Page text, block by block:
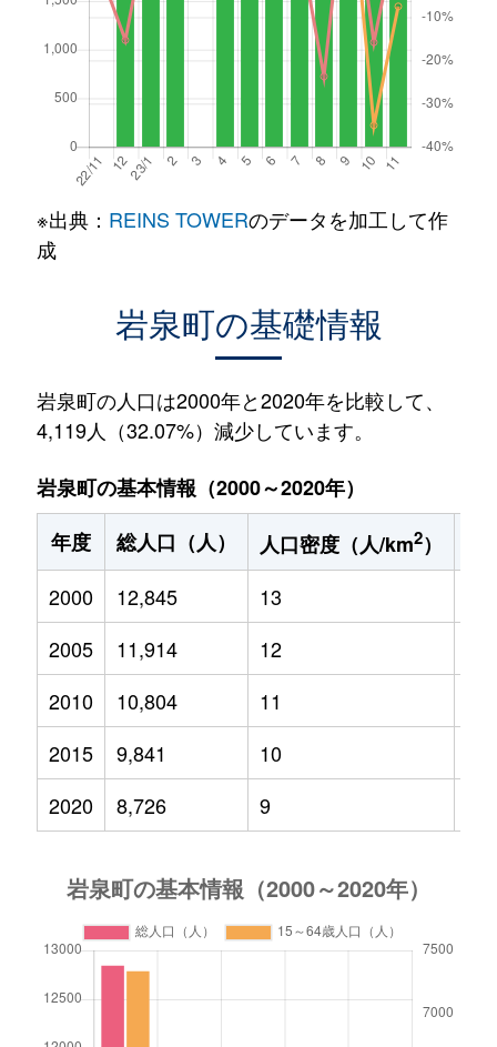
※出典： REINS TOWERのデータを加工して作
成
岩泉町の基礎情報
岩泉町の人口は2000年と2020年を比較して、
4,119人（32.07%）減少しています。
岩泉町の基本情報（2000～2020年）
年度
総人口（人） 人口密度（人/km2）
2000
12,845 13
2005
11,914 12
2010
10,804 11
2015
9,841 10
2020
8,726 9